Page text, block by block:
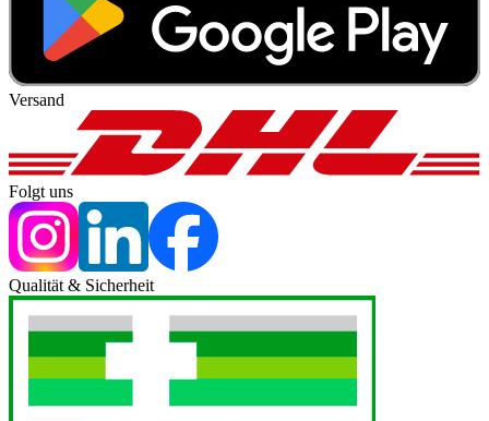
Versand
Folgt uns
Qualität & Sicherheit